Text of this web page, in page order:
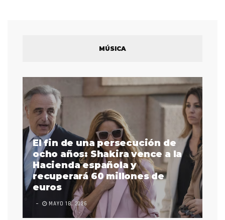
MÚSICA
El fin de una persecución de
ocho años: Shakira vence a la
Hacienda española y
recuperará 60 millones de
euros
MAYO 18, 2026